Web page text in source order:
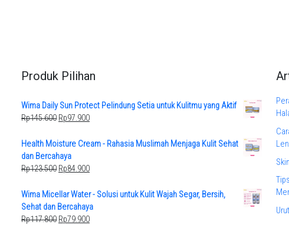
Produk Pilihan
Wima Daily Sun Protect Pelindung Setia untuk Kulitmu yang Aktif
Rp145.600 Original
was:
Rp145.600.
Rp97.900Current
is:
Health Moisture Cream - Rahasia Muslimah Menjaga Kulit Sehat
dan Bercahaya
Rp123.500 Original
was:
Rp123.500.
Rp84.900Current
is:
Rp84.900.
Wima Micellar Water - Solusi untuk Kulit Wajah Segar, Bersih,
Sehat dan Bercahaya
Rp117.800 Original
Rp79.900Current